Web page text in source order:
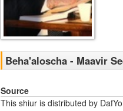
Beha'aloscha - Maavir
Source
This shiur is distributed by